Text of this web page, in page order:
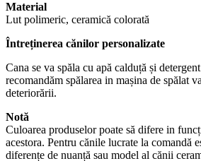
Material
Lut polimeric, ceramică colorată
Întreținerea cănilor personalizate
Cana se va spăla cu apă calduță și
recomandăm spălarea in mașina de spălat
deteriorării.
Notă
Culoarea produselor poate să difere in
acestora. Pentru cănile lucrate la comandă
diferențe de nuanță sau model al cănii